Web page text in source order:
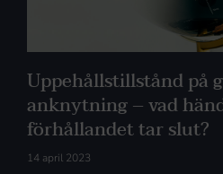
Uppehållstillstånd på
anknytning – vad
förhållandet tar slut?
14 april 2023